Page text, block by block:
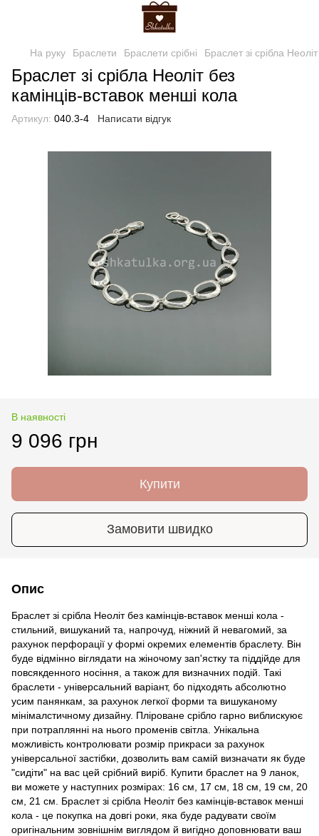
На руку Браслети Браслети срібні Браслет зі срібла
Браслет зі срібла Неоліт без
камінців-вставок менші кола
Артикул: 040.3-4 Написати відгук
В наявності
9 096 грн
Купити
Замовити швидко
Опис
Браслет зі срібла Неоліт без камінців-вставок менші кола -
стильний, вишуканий та, напрочуд, ніжний й невагомий, за
рахунок перфорації у формі окремих елементів браслету. Він
буде відмінно віглядати на жіночому зап'ястку та піддійде для
повсякденного носіння, а також для визначних подій. Такі
браслети - універсальний варіант, бо підходять абсолютно
усим панянкам, за рахунок легкої форми та вишуканому
мінімалстичному дизайну. Пліроване срібло гарно виблискуює
при потраплянні на нього променів світла. Унікальна
можливість контролювати розмір прикраси за рахунок
універсальної застібки, дозволить вам самій визначати як буде
"сидіти" на вас цей срібний виріб. Купити браслет на 9 ланок,
ви можете у наступних розмірах: 16 см, 17 см, 18 см, 19 см, 20
см, 21 см. Браслет зі срібла Неоліт без камінців-вставок менші
кола - це покупка на довгі роки, яка буде радувати своїм
оригінальним зовнішнім виглядом й вигідно доповнювати ваш